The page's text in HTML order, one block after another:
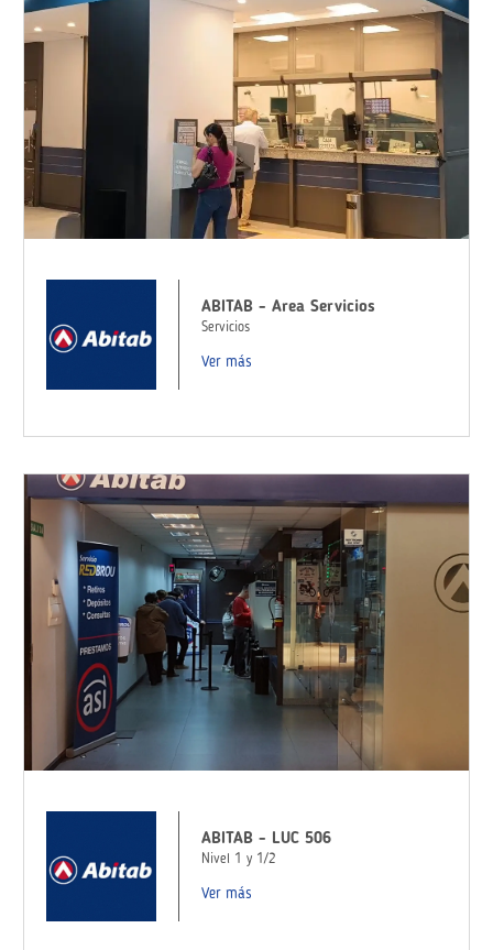
ABITAB - Area Servicios
Servicios
Ver más
ABITAB - LUC 506
Nivel 1 y 1/2
Ver más